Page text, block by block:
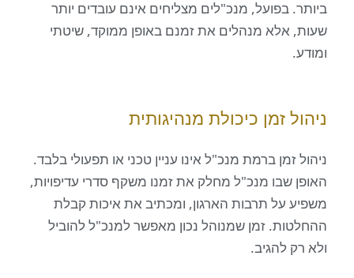
בפועל, מנכ"לים מצליחים אינם עובדים יותר
אלא מנהלים את זמנם באופן ממוקד, שיטתי
זמן כיכולת מנהיגותית
זמן ברמת מנכ"ל אינו עניין טכני או תפעולי בלבד.
שבו מנכ"ל מחלק את זמנו משקף סדרי עדיפויות,
על תרבות הארגון, ומכתיב את איכות קבלת
זמן שמנוהל נכון מאפשר למנכ"ל להוביל
להגיב.